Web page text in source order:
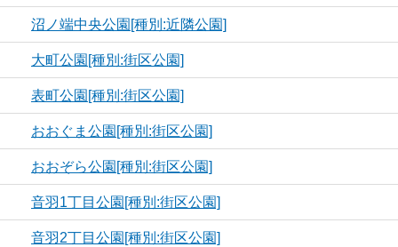
沼ノ端中央公園[種別:近隣公園]
大町公園[種別:街区公園]
表町公園[種別:街区公園]
おおぐま公園[種別:街区公園]
おおぞら公園[種別:街区公園]
音羽1丁目公園[種別:街区公園]
音羽2丁目公園[種別:街区公園]